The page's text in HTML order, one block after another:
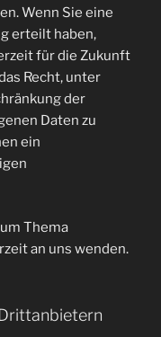
Wenn Sie eine
erteilt haben,
für die Zukunft
Recht, unter
der
Daten zu
ein
Thema
an uns wenden.